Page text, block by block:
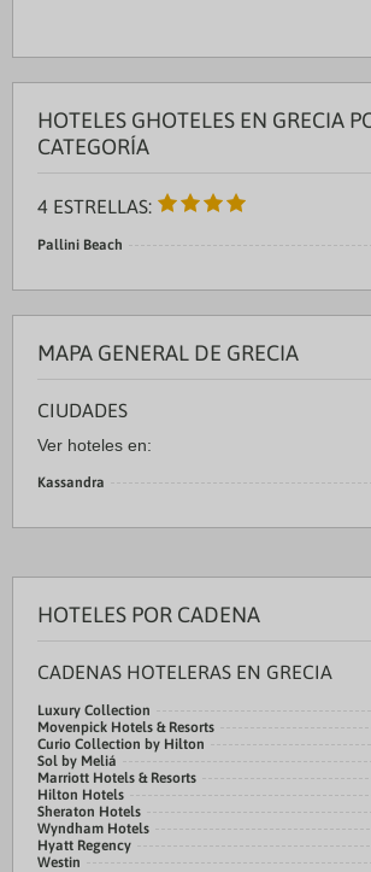
HOTELES GHOTELES EN GRECIA
CATEGORÍA
4 ESTRELLAS:
Pallini Beach
MAPA GENERAL DE GRECIA
CIUDADES
Ver hoteles en:
Kassandra
HOTELES POR CADENA
CADENAS HOTELERAS EN GRECIA
Luxury Collection
Movenpick Hotels & Resorts
Curio Collection by Hilton
Sol by Meliá
Marriott Hotels & Resorts
Hilton Hotels
Sheraton Hotels
Wyndham Hotels
Hyatt Regency
Westin